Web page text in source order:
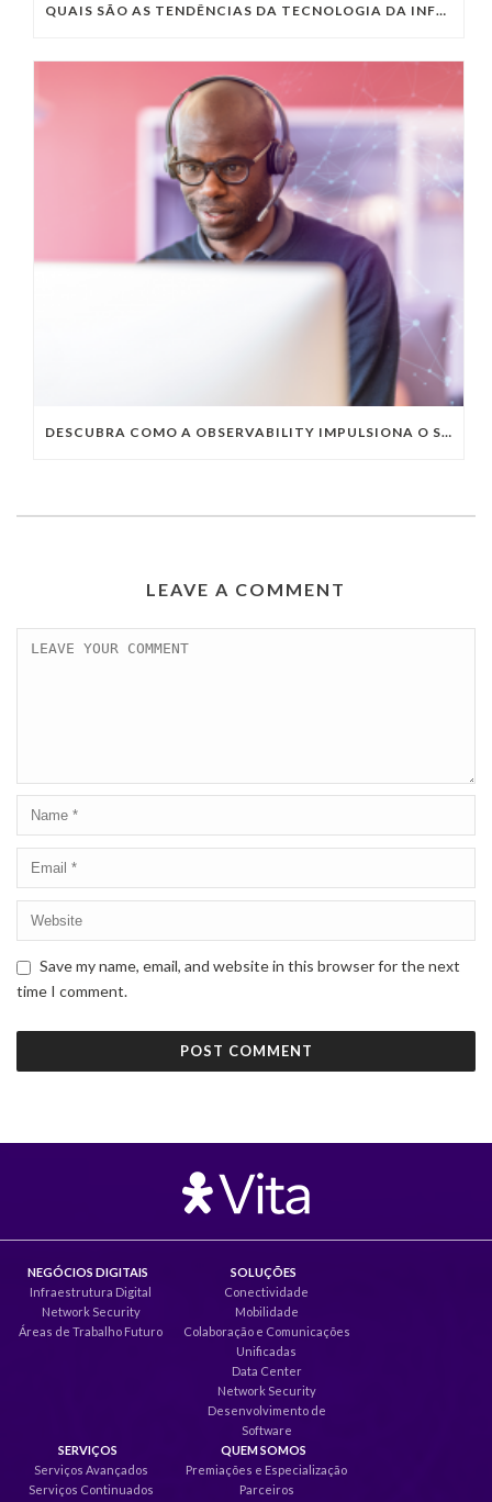
QUAIS SÃO AS TENDÊNCIAS DA TECNOLOGIA DA INFORMAÇÃO PARA 2023?
DESCUBRA COMO A OBSERVABILITY IMPULSIONA O SUCESSO DO SEU NEGÓCIO
LEAVE A COMMENT
Save my name, email, and website in this browser for the next
time I comment.
NEGÓCIOS DIGITAIS
Infraestrutura Digital
Network Security
Áreas de Trabalho Futuro
SOLUÇÕES
Conectividade
Mobilidade
Colaboração e Comunicações
Unificadas
Data Center
Network Security
Desenvolvimento de
Software
SERVIÇOS
Serviços Avançados
Serviços Continuados
QUEM SOMOS
Premiações e Especialização
Parceiros